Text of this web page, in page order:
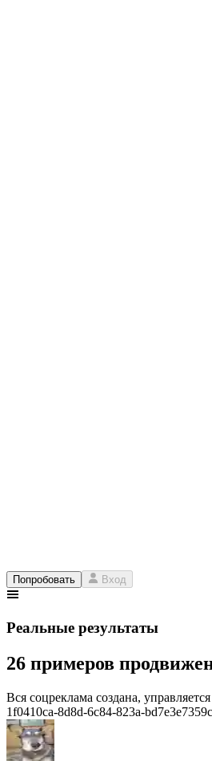
Попробовать Вход
Реальные результаты
26 примеров
Вся соцреклама создана,
1f0410ca-8d8d-6c84-823a-